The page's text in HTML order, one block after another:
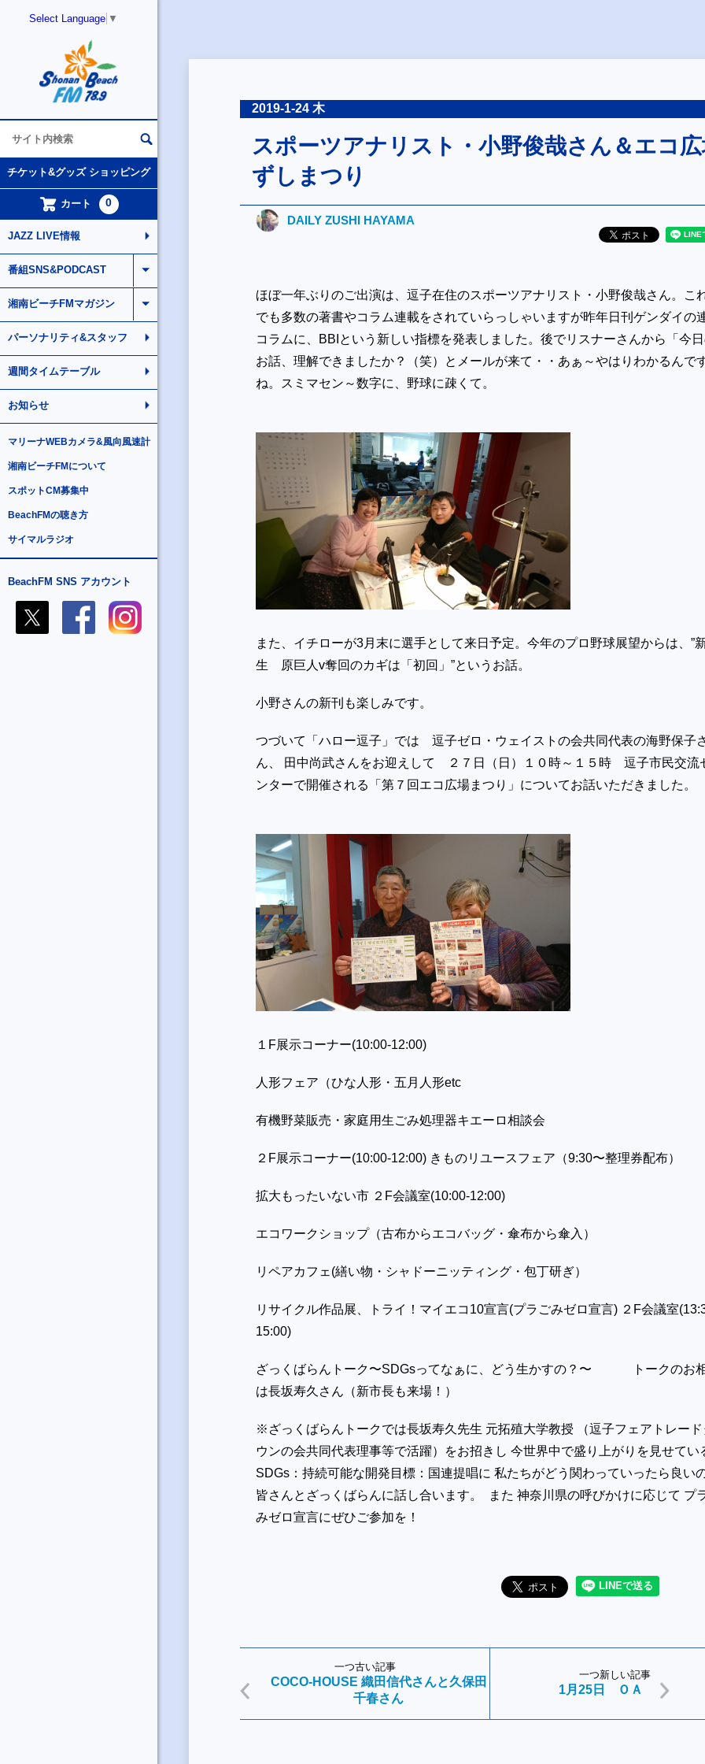
Select Language ▼
チケット&グッズ ショッピング
カート 0
JAZZ LIVE情報
番組SNS&PODCAST
湘南ビーチFMマガジン
パーソナリティ&スタッフ
週間タイムテーブル
お知らせ
マリーナWEBカメラ&風向風速計
湘南ビーチFMについて
スポットCM募集中
BeachFMの聴き方
サイマルラジオ
BeachFM SNS アカウント
2019-1-24 木
スポーツアナリスト・小野俊哉さん＆エコ
ずしまつり
DAILY ZUSHI HAYAMA
ほぼ一年ぶりのご出演は、逗子在住のスポーツアナリスト・小野俊哉さん。こ
でも多数の著書やコラム連載をされていらっしゃいますが昨年日刊ゲンダイの
コラムに、BBIという新しい指標を発表しました。後でリスナーさんから「今
お話、理解できましたか？（笑）とメールが来て・・あぁ～やはりわかるんで
ね。スミマセン～数字に、野球に疎くて。
また、イチローが3月末に選手として来日予定。今年のプロ野球展望からは、”
生 原巨人v奪回のカギは「初回」”というお話。
小野さんの新刊も楽しみです。
つづいて「ハロー逗子」では 逗子ゼロ・ウェイストの会共同代表の海野保子
ん、 田中尚武さんをお迎えして ２７日（日）１０時～１５時 逗子市民交流
ンターで開催される「第７回エコ広場まつり」についてお話いただきました。
１F展示コーナー(10:00-12:00)
人形フェア（ひな人形・五月人形etc
有機野菜販売・家庭用生ごみ処理器キエーロ相談会
２F展示コーナー(10:00-12:00) きものリユースフェア（9:30〜整理券配布）
拡大もったいない市 ２F会議室(10:00-12:00)
エコワークショップ（古布からエコバッグ・傘布から傘入）
リペアカフェ(繕い物・シャドーニッティング・包丁研ぎ）
リサイクル作品展、トライ！マイエコ10宣言(プラごみゼロ宣言) ２F会議室
15:00)
ざっくばらんトーク〜SDGsってなぁに、どう生かすの？〜 トークのお
は長坂寿久さん（新市長も来場！）
※ざっくばらんトークでは長坂寿久先生 元拓殖大学教授 （逗子フェアトレード
ウンの会共同代表理事等で活躍）をお招きし 今世界中で盛り上がりを見せてい
SDGs：持続可能な開発目標：国連提唱に 私たちがどう関わっていったら良い
皆さんとざっくばらんに話し合います。 また 神奈川県の呼びかけに応じて プ
みゼロ宣言にぜひご参加を！
一つ古い記事
COCO-HOUSE 織田信代さんと久保田
千春さん
一つ新しい記事
1月25日 ＯＡ